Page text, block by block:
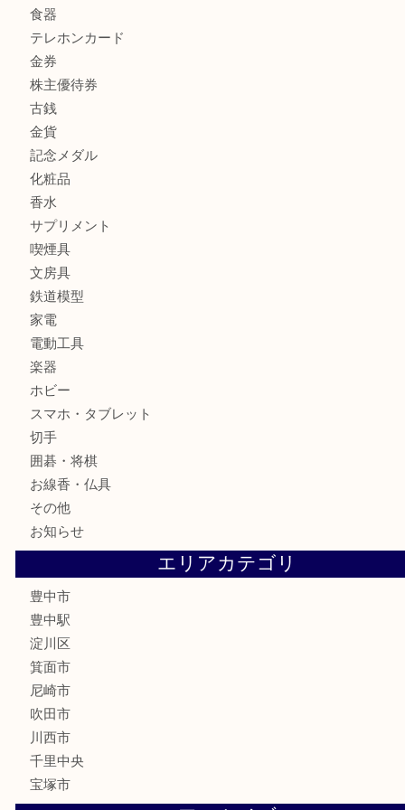
商品券
財布
バッグ
全て
貴金属
宝石
ブランド
時計
カメラ
お酒
骨董品
金製品
銀製品
古美術品
食器
テレホンカード
金券
株主優待券
古銭
金貨
記念メダル
化粧品
香水
サプリメント
喫煙具
文房具
鉄道模型